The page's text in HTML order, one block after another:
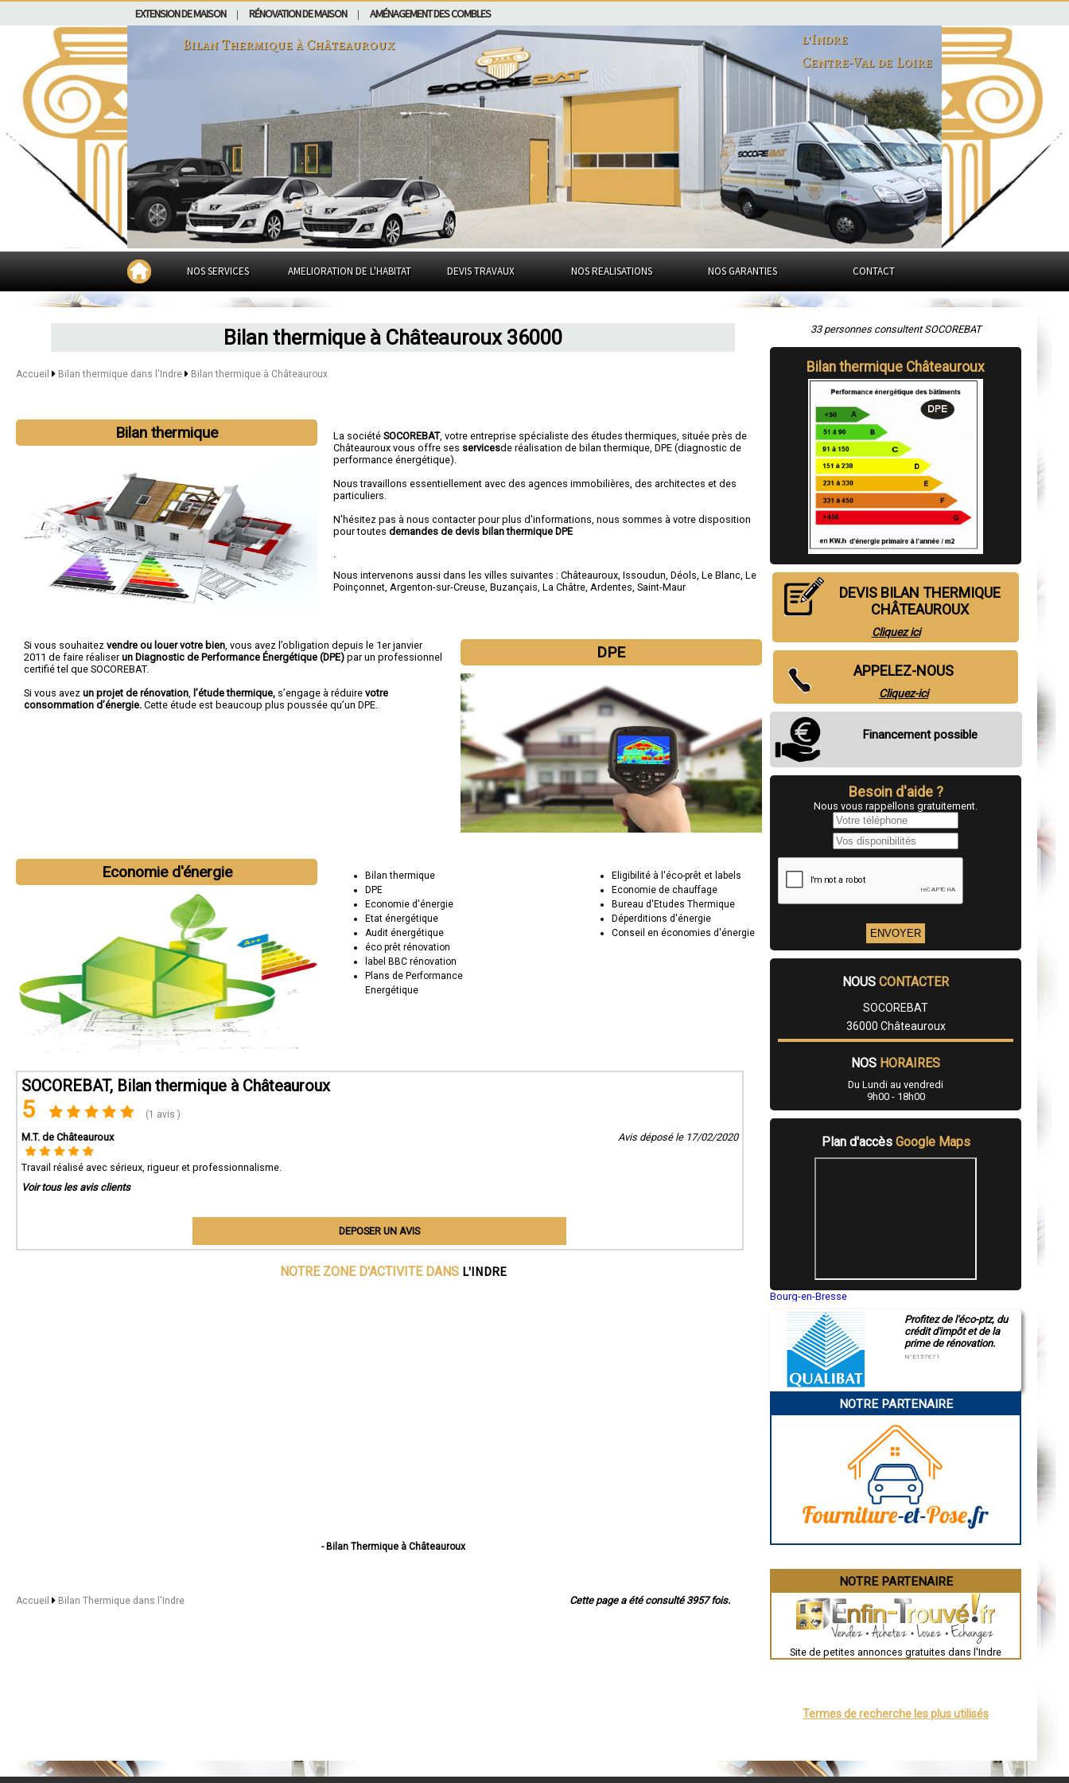
EXTENSION DE MAISON RÉNOVATION DE MAISON AMÉNAGEMENT DES COMBLES
Bilan Thermique àChâteauroux
l'Indre
Centre-Val de Loire
NOS SERVICES AMELIORATION DE L'HABITAT DEVIS TRAVAUX NOS REALISATIONS NOS GARANTIES CONTACT
Bilan thermique à Châteauroux 36000
Accueil Bilan thermique dans l'Indre Bilan thermique à Châteauroux
Bilan thermique La sociétéSOCOREBAT, votre entreprise spécialiste des études thermiques, située près de
Châteauroux vous offre ses servicesde réalisation de bilan thermique, DPE (diagnostic de
performance énergétique).
Nous travaillons essentiellement avec des agences immobilières, des architectes et des
particuliers.
N'hésitez pas à nous contacter pour plus d'informations, nous sommes à votre disposition
pour toutesdemandes de devis bilan thermique DPE
Nous intervenons aussi dans les villes suivantes :Châteauroux,Issoudun,Déols,Le Blanc,Le
Poinçonnet,Argenton-sur-Creuse,Buzançais,La Châtre,Ardentes,Saint-Maur
DPE
Si vous souhaitez vendre ou louer votre bien, vous avez l’obligation depuis le 1er janvier
2011 de faire réaliserun Diagnostic de Performance Énergétique (DPE) par un professionnel
certifié tel que SOCOREBAT.
Si vous avez un projet de rénovation, l’étude thermique, s’engage à réduire votre
consommation d’énergie. Cette étude est beaucoup plus poussée qu’un DPE.
Economie d'énergie
Bilan thermique
DPE
Economie d'énergie
Etat énergétique
Audit énergétique
éco prêt rénovation
label BBC rénovation
Plans de Performance
Energétique
Eligibilité à l'éco-prêt et labels
Economie de chauffage
Bureau d'Etudes Thermique
Déperditions d'énergie
Conseil en économies d'énergie
SOCOREBAT, Bilan thermique à Châteauroux
5 (1 avis )
M.T. de Châteauroux Avis déposé le 17/02/2020
Travail réalisé avec sérieux, rigueur et professionnalisme.
Voir tous les avis clients
DEPOSER UN AVIS
NOTRE ZONE D'ACTIVITE DANS L'INDRE
- Bilan Thermique à Châteauroux
- Bilan Thermique à Reuilly
- Bilan Thermique à Le Pêchereau
Cette page a été consulté 3957 fois.
Accueil Bilan Thermique dans l'Indre
33 personnes consultent SOCOREBAT
Bilan thermique Châteauroux
DEVIS BILAN THERMIQUE
CHÂTEAUROUX
Cliquez ici
APPELEZ-NOUS
Cliquez-ici
Financement possible
Besoin d'aide ?
Nous vous rappellons gratuitement.
NOUS CONTACTER
SOCOREBAT
36000 Châteauroux
NOS HORAIRES
Du Lundi au vendredi
9h00 - 18h00
Plan d'accès Google Maps
Bourg-en-Bresse
Montluçon
Manosque
Gap
Charleville-Mézières
Pamiers
Narbonne
Brive-la-Gaillarde
Guéret
Besançon
Évreux
Chartres
Nîmes
Auch
Blois
Saint-Étienne
Profitez de l'éco-ptz, du
crédit d'impôt et de la
prime de rénovation.
N°E157671
NOTRE PARTENAIRE
NOTRE PARTENAIRE
Site de petites annonces gratuites dans l'Indre
Termes de recherche les plus utilisés